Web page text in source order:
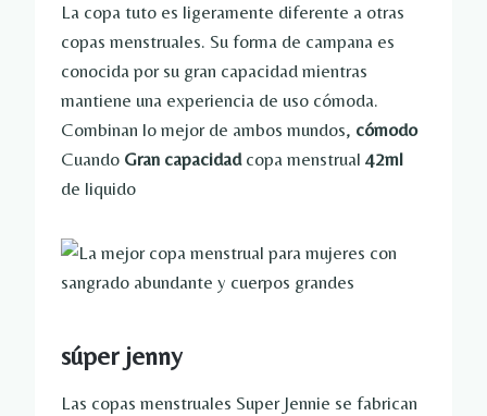
La copa tuto es ligeramente diferente a otras
copas menstruales. Su forma de campana es
conocida por su gran capacidad mientras
mantiene una experiencia de uso cómoda.
Combinan lo mejor de ambos mundos, cómodo
Cuando Gran capacidadcopa menstrual 42ml
de liquido
súper jenny
Las copas menstruales Super Jennie se fabrican